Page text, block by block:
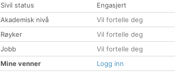
Sivil status
Engasjert
Akademisk nivå
Vil fortelle deg
Røyker
Vil fortelle deg
Jobb
Vil fortelle deg
Mine venner
Logg inn